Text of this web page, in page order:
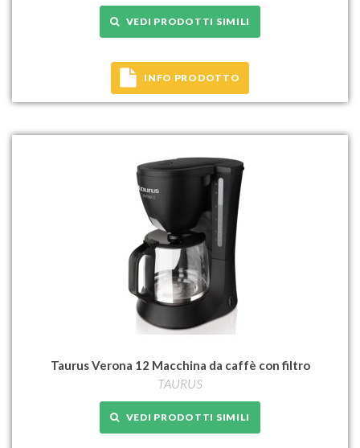
VEDI PRODOTTI SIMILI
INFO PRODOTTO
Taurus Verona 12 Macchina da caffè con filtro
TAURUS
VEDI PRODOTTI SIMILI